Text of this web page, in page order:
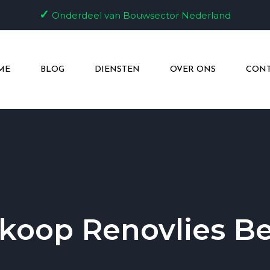
✓ Onderdeel van Bouwsector Nederland
BLOG DIENSTEN OVER ONS
Renovlies